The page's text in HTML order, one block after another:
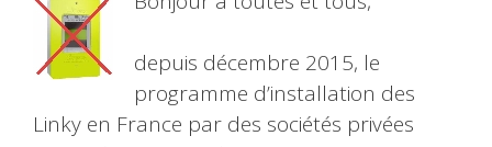
depuis décembre 2015, le
programme d’installation des
Linky en France par des sociétés privées